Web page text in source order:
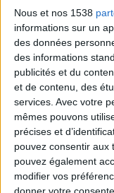
Nous et nos 1538
informations sur un
des données
des informations
publicités et du
et de contenu, des
services. Avec votre
mêmes pouvons
précises et
pouvez consentir aux
pouvez également
modifier vos
donner votre